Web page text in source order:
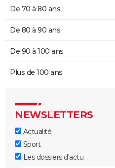
De 70 à 80 ans
De 80 à 90 ans
De 90 à 100 ans
Plus de 100 ans
NEWSLETTERS
Actualité
Sport
Les dossiers d'actu